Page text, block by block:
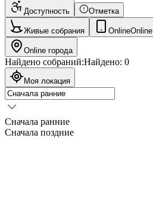
Доступность Отметка
Живые собрания Online
Online города
Найдено собраний:Найдено: 0
Моя локация
Сначала ранние
Сначала поздние